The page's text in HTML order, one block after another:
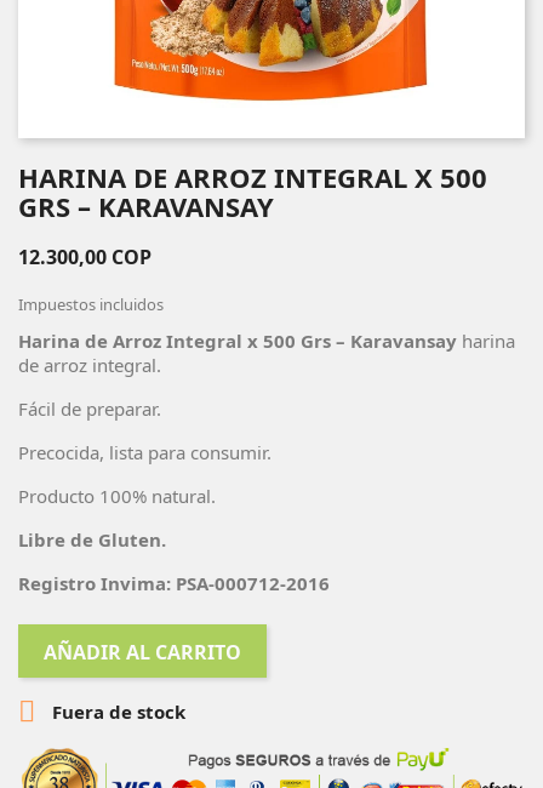
HARINA DE ARROZ INTEGRAL X 500
GRS – KARAVANSAY
12.300,00 COP
Impuestos incluidos
Harina de Arroz Integral x 500 Grs – Karavansay harina
de arroz integral.
Fácil de preparar.
Precocida, lista para consumir.
Producto 100% natural.
Libre de Gluten.
Registro Invima: PSA-000712-2016
AÑADIR AL CARRITO
 Fuera de stock